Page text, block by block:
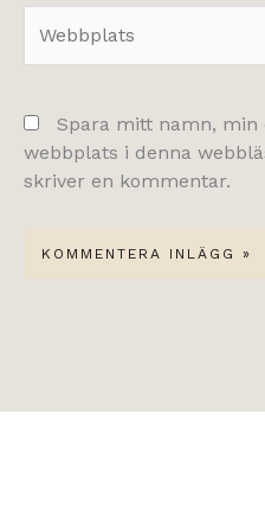
Spara mitt namn, min
webbplats i denna
skriver en kommentar.